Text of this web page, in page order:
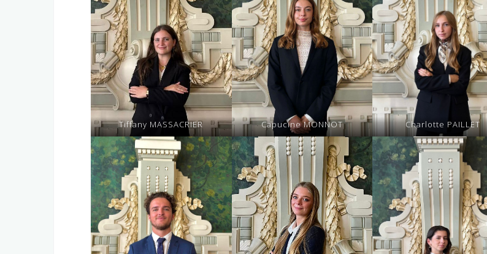
Tiffany MASSACRIER Capucine MONNOT Charlotte PAILLET